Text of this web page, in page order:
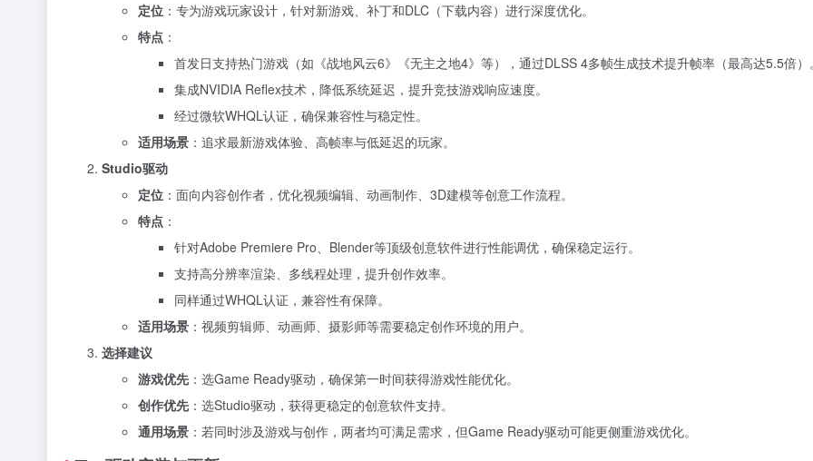
定位 ：专为游戏玩家设计，针对新游戏、补丁和DLC（下载内容）进行深度优化。
特点 ：
首发日支持热门游戏（如《战地风云6》《无主之地4》等），通过DLSS 4多帧生成技术提升帧率（最高达5.5倍）
集成NVIDIA Reflex技术，降低系统延迟，提升竞技游戏响应速度。
经过微软WHQL认证，确保兼容性与稳定性。
适用场景 ：追求最新游戏体验、高帧率与低延迟的玩家。
Studio驱动
定位 ：面向内容创作者，优化视频编辑、动画制作、3D建模等创意工作流程。
特点 ：
针对Adobe Premiere Pro、Blender等顶级创意软件进行性能调优，确保稳定运行。
支持高分辨率渲染、多线程处理，提升创作效率。
同样通过WHQL认证，兼容性有保障。
适用场景 ：视频剪辑师、动画师、摄影师等需要稳定创作环境的用户。
选择建议
游戏优先 ：选Game Ready驱动，确保第一时间获得游戏性能优化。
创作优先 ：选Studio驱动，获得更稳定的创意软件支持。
通用场景 ：若同时涉及游戏与创作，两者均可满足需求，但Game Ready驱动可能更侧重游戏优化。